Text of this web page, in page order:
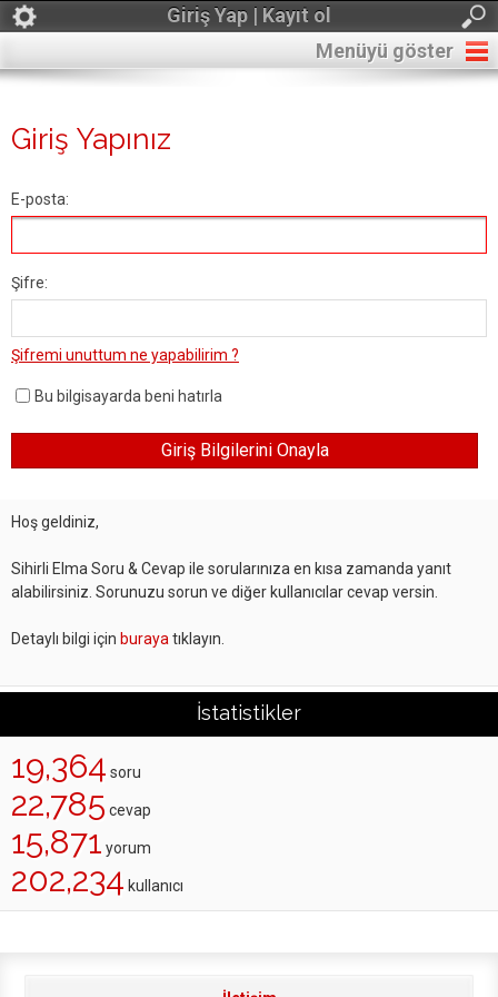
Giriş Yap | Kayıt ol
Menüyü göster
Giriş Yapınız
E-posta:
Şifre:
Şifremi unuttum ne yapabilirim ?
Bu bilgisayarda beni hatırla
Hoş geldiniz,
Sihirli Elma Soru & Cevap ile sorularınıza en kısa zamanda yanıt
alabilirsiniz. Sorunuzu sorun ve diğer kullanıcılar cevap versin.
Detaylı bilgi için buraya tıklayın.
İstatistikler
19,364 soru
22,785 cevap
15,871 yorum
202,234 kullanıcı